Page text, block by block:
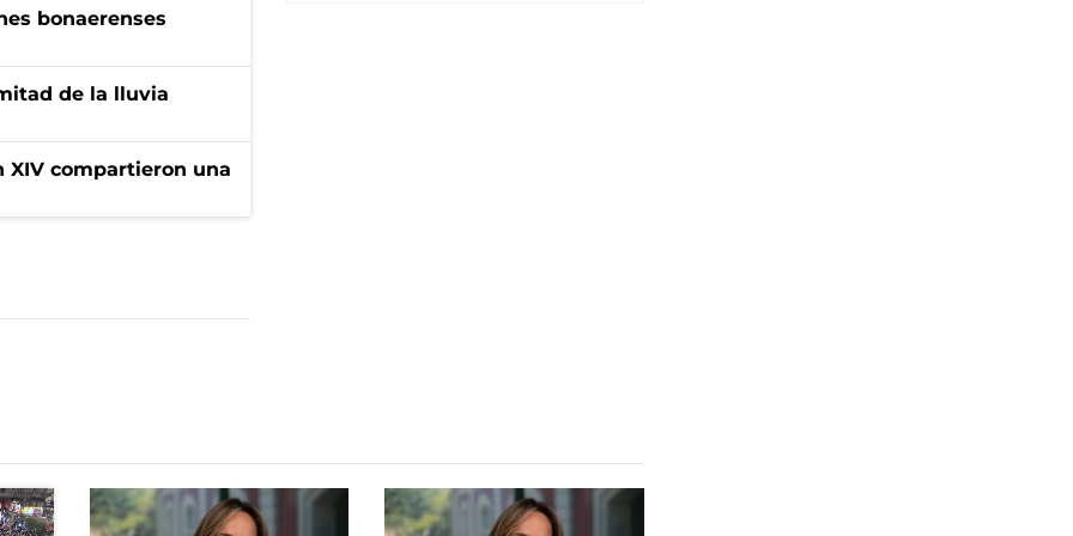
bonaerenses
de la lluvia
XIV compartieron una